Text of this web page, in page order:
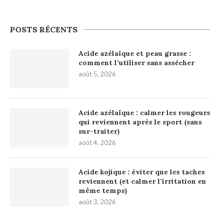
POSTS RÉCENTS
Acide azélaïque et peau grasse :
comment l’utiliser sans assécher
août 5, 2026
Acide azélaïque : calmer les rougeurs
qui reviennent après le sport (sans
sur-traiter)
août 4, 2026
Acide kojique : éviter que les taches
reviennent (et calmer l’irritation en
même temps)
août 3, 2026